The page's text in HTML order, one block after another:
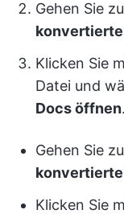
Gehen Sie zu
Klicken Sie
Datei und
Docs öffnen.
Gehen Sie zu
Klicken Sie